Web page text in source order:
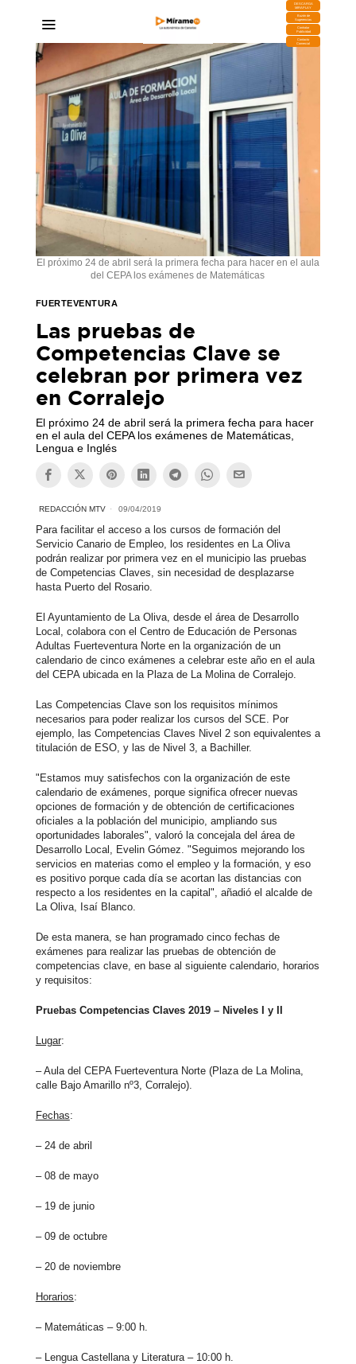
DESCARGA
MIRAPLAY
Buzón de
Sugerencias
Contratar
Publicidad
Contacto
Comercial
El próximo 24 de abril será la primera fecha para hacer en el aula
del CEPA los exámenes de Matemáticas
FUERTEVENTURA
Las pruebas de
Competencias Clave se
celebran por primera vez
en Corralejo
El próximo 24 de abril será la primera fecha para hacer
en el aula del CEPA los exámenes de Matemáticas,
Lengua e Inglés
REDACCIÓN MTV 09/04/2019
Para facilitar el acceso a los cursos de formación del
Servicio Canario de Empleo, los residentes en La Oliva
podrán realizar por primera vez en el municipio las pruebas
de Competencias Claves, sin necesidad de desplazarse
hasta Puerto del Rosario.
El Ayuntamiento de La Oliva, desde el área de Desarrollo
Local, colabora con el Centro de Educación de Personas
Adultas Fuerteventura Norte en la organización de un
calendario de cinco exámenes a celebrar este año en el aula
del CEPA ubicada en la Plaza de La Molina de Corralejo.
Las Competencias Clave son los requisitos mínimos
necesarios para poder realizar los cursos del SCE. Por
ejemplo, las Competencias Claves Nivel 2 son equivalentes a
titulación de ESO, y las de Nivel 3, a Bachiller.
"Estamos muy satisfechos con la organización de este
calendario de exámenes, porque significa ofrecer nuevas
opciones de formación y de obtención de certificaciones
oficiales a la población del municipio, ampliando sus
oportunidades laborales", valoró la concejala del área de
Desarrollo Local, Evelin Gómez. "Seguimos mejorando los
servicios en materias como el empleo y la formación, y eso
es positivo porque cada día se acortan las distancias con
respecto a los residentes en la capital", añadió el alcalde de
La Oliva, Isaí Blanco.
De esta manera, se han programado cinco fechas de
exámenes para realizar las pruebas de obtención de
competencias clave, en base al siguiente calendario, horarios
y requisitos:
Pruebas Competencias Claves 2019 – Niveles I y II
Lugar:
– Aula del CEPA Fuerteventura Norte (Plaza de La Molina,
calle Bajo Amarillo nº3, Corralejo).
Fechas:
– 24 de abril
– 08 de mayo
– 19 de junio
– 09 de octubre
– 20 de noviembre
Horarios:
– Matemáticas – 9:00 h.
– Lengua Castellana y Literatura – 10:00 h.